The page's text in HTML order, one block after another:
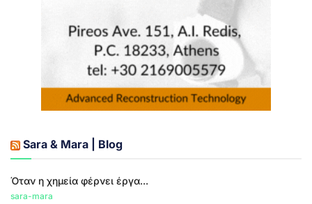
Sara & Mara | Blog
Όταν η χημεία φέρνει έργα...
sara-mara